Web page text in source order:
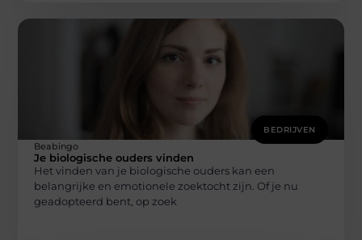
BEDRIJVEN
Beabingo
Je biologische ouders vinden
Het vinden van je biologische ouders kan een
belangrijke en emotionele zoektocht zijn. Of je nu
geadopteerd bent, op zoek